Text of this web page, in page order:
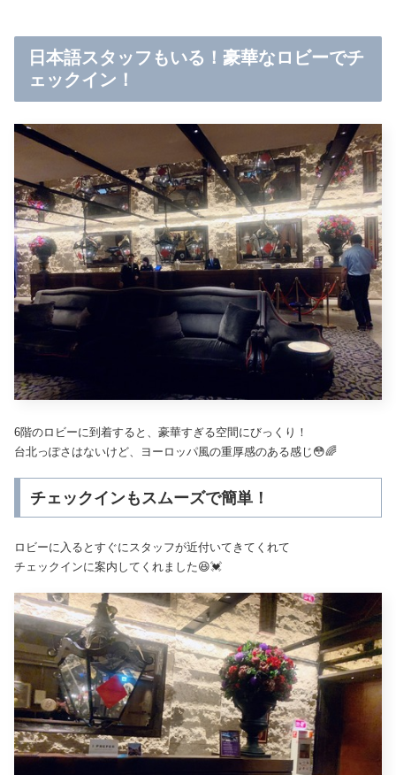
日本語スタッフもいる！豪華なロビーでチ
ェックイン！
6階のロビーに到着すると、豪華すぎる空間にびっくり！
台北っぽさはないけど、ヨーロッパ風の重厚感のある感じ😳🌈
チェックインもスムーズで簡単！
ロビーに入るとすぐにスタッフが近付いてきてくれて
チェックインに案内してくれました😆💓